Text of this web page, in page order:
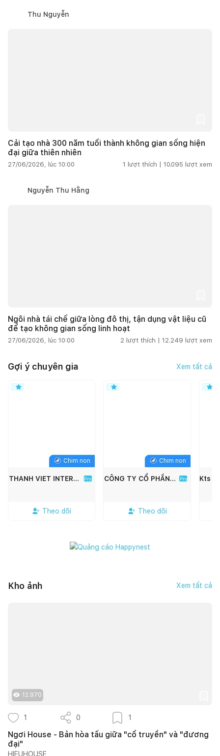
Thu Nguyễn
Cải tạo nhà 300 năm tuổi thành không gian sống hiện
đại giữa thiên nhiên
27/06/2026, lúc 10:00 1 lượt thích | 10.095 lượt xem
Nguyễn Thu Hằng
Ngôi nhà tái chế giữa lòng đô thị, tận dụng vật liệu cũ
để tạo không gian sống linh hoạt
27/06/2026, lúc 10:00 2 lượt thích | 12.249 lượt xem
Gợi ý chuyên gia Xem tất cả
Chim non
THANH VIET INTERIOR Pro
Theo dõi
Chim non
CÔNG TY CỔ PHẦN KIẾN TRÚC XÂY DỰNG SONG PHÁT Pro
Theo dõi
Kho ảnh Xem tất cả
12.970
1 0 1
Ngơi House - Bản hòa tấu giữa "cổ truyền" và "đương
đại"
HIEUHOUSE